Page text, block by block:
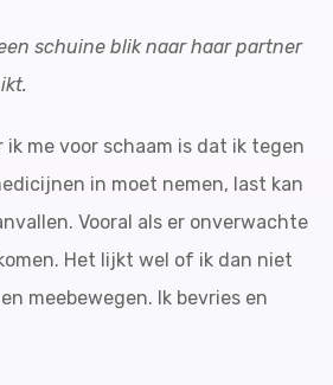
schuine blik naar haar partner
ik me voor schaam is dat ik tegen
in moet nemen, last kan
Vooral als er onverwachte
Het lijkt wel of ik dan niet
meebewegen. Ik bevries en